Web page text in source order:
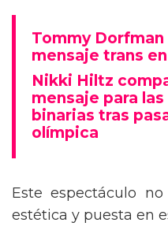
Tommy
mensaje trans
Nikki Hiltz
mensaje para
binarias tras
olímpica
Este espectáculo
estética y puesta en